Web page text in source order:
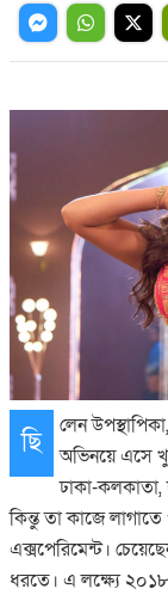
ছি
লেন
অভিনয়ে এসে
ঢাকা-কলকাতা,
কিন্তু তা কাজে
এক্সপেরিমেন্ট।
ধরতে। এ লক্ষ্যে ২০১৮